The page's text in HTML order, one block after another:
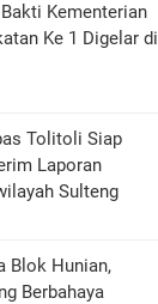
Kementerian
Ke 1 Digelar di
Tolitoli Siap
Laporan
Sulteng
Blok Hunian,
Berbahaya